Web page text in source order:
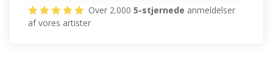
Over 2.0005-stjernede anmeldelser
af vores artister